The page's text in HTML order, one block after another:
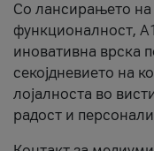
Со лансирањето на
функционалност,
иновативна врска
секојдневието на
лојалноста во
радост и